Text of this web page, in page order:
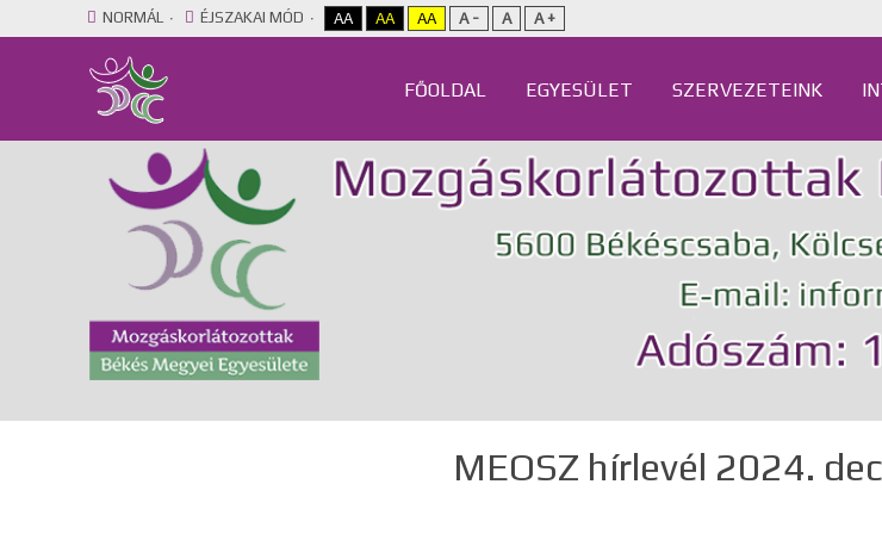
NORMÁL ÉJSZAKAI MÓD AA AA AA A - A A +
FŐOLDAL EGYESÜLET SZERVEZETEINK
MEOSZ hírlevél 2024.